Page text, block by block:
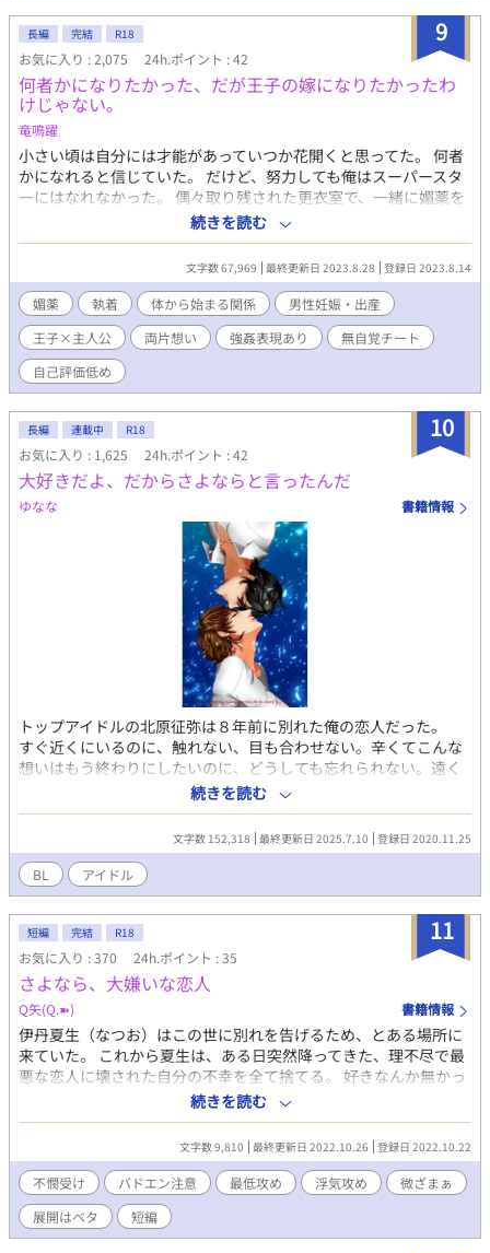
（10個しかタグが作れない…せめてあと2個作らせて欲しい） ➡︎
作品や章タイトルの頭に『★』があるものは、個人サイトでリク
エストしていただいたものです。こちらではリクエスト内容やお
礼などの後書きを省略させていただいています。 ➡︎ 『番外編：本
編完結後』に区分されている小説については、完結後設定の番外
編が小説の『更新順』に入っています。『時系列順』になってい
ません。 ➡︎ ただし、『番外編：本編完結後』の中に入っている作
品のうち、『カイトが巽に「愛してる」と言えるようになったこ
ろ』の作品に関してはタイトルの頭に『𝟞』がついています。 個
人サイトでの連載開始は2016年7月です。 これを加筆修正しなが
ら更新していきます。 ですので、作中に古いものが登場する事が
9
長編 完結 R18
お気に入り : 2,075 24h.ポイント : 42
何者かになりたかった、だが王子の嫁になりたかったわ
けじゃない。
竜鳴躍
小さい頃は自分には才能があっていつか花開くと思ってた。 何者
かになれると信じていた。 だけど、努力しても俺はスーパースタ
ーにはなれなかった。 偶々取り残された更衣室で、一緒に媚薬を
吸い込んでしまった。王子様を狙った事件に巻き込まれ、気が付
くと俺は王子に揺さぶられて、下腹部には魔法の淫紋が刻まれて
しまっていたのだった。 王族との婚礼契約。 男でも子を孕み、出
産するまで淫紋は消えず、体は王子を求めてしまう。 そんな呪い
のようなもので王子の嫁にされ、だけど、体だけの関係なのに。
事故から始まった、成り行きの。 心はどんどん王子に惹かれてい
く。 出産したら、俺は自由。 離婚して、生活が保障されて、さよ
なら。 それだけの関係だって分かっているのに。 こんなに辛い。
続きを読む
文字数 67,969 最終更新日 2023.8.28 登録日 2023.8.14
媚薬 執着 体から始まる関係
男性妊娠・出産
王子×主人公
両片想い 強姦表現あり
無自覚チート
自己評価低め
10
長編 連載中 R18
お気に入り : 1,625 24h.ポイント : 42
大好きだよ、だからさよならと言ったんだ
ゆなな 書籍情報
トップアイドルの北原征弥は８年前に別れた俺の恋人だった。
すぐ近くにいるのに、触れない、目も合わせない。辛くてこんな
想いはもう終わりにしたいのに、どうしても忘れられない。遠く
離ればなれになって、今度こそ忘れられると思ったのに─── 表
紙は海月美兎さん（Twitter@22620416）からいただきました。
続きを読む
文字数 152,318 最終更新日 2025.7.10 登録日 2020.11.25
BL アイドル
11
短編 完結 R18
お気に入り : 370 24h.ポイント : 35
さよなら、大嫌いな恋人
Q矢(Q.➽) 書籍情報
伊丹夏生（なつお）はこの世に別れを告げるため、とある場所に
来ていた。 これから夏生は、ある日突然降ってきた、理不尽で最
悪な恋人に壊された自分の不幸を全て捨てる。 好きなんか無かっ
た。愛なんかなかった。 お前なんか、大嫌いだった。 ※読む人を
選ぶ仕様となっておりますのでご注意下さい。 ※2、3話で終わり
ます。 ※救いはナッシング。
続きを読む
文字数 9,810 最終更新日 2022.10.26 登録日 2022.10.22
不憫受け バドエン注意 最低攻め 浮気攻め
微ざまぁ
展開はベタ
短編